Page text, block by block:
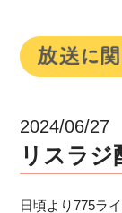
2024/06/27
リスラジ
日頃より775ラ